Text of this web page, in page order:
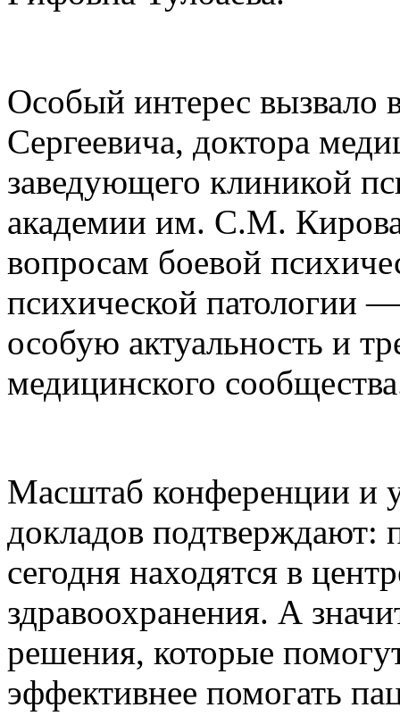
Особый интерес вызвало
Сергеевича, доктора
заведующего клиникой
академии им. С.М.
вопросам боевой
психической патологии
особую актуальность и
медицинского
Масштаб конференции и
докладов подтверждают:
сегодня находятся в
здравоохранения. А
решения, которые
эффективнее помогать